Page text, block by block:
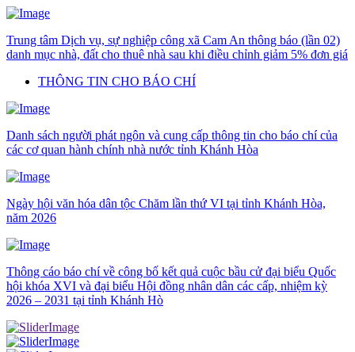
Trung tâm Dịch vụ, sự nghiệp công xã Cam An thông báo (lần 02)
danh mục nhà, đất cho thuê nhà sau khi điều chỉnh giảm 5% đơn giá
THÔNG TIN CHO BÁO CHÍ
Danh sách người phát ngôn và cung cấp thông tin cho báo chí của
các cơ quan hành chính nhà nước tỉnh Khánh Hòa
Ngày hội văn hóa dân tộc Chăm lần thứ VI tại tỉnh Khánh Hòa,
năm 2026
Thông cáo báo chí về công bố kết quả cuộc bầu cử đại biểu Quốc
hội khóa XVI và đại biểu Hội đồng nhân dân các cấp, nhiệm kỳ
2026 – 2031 tại tỉnh Khánh Hò